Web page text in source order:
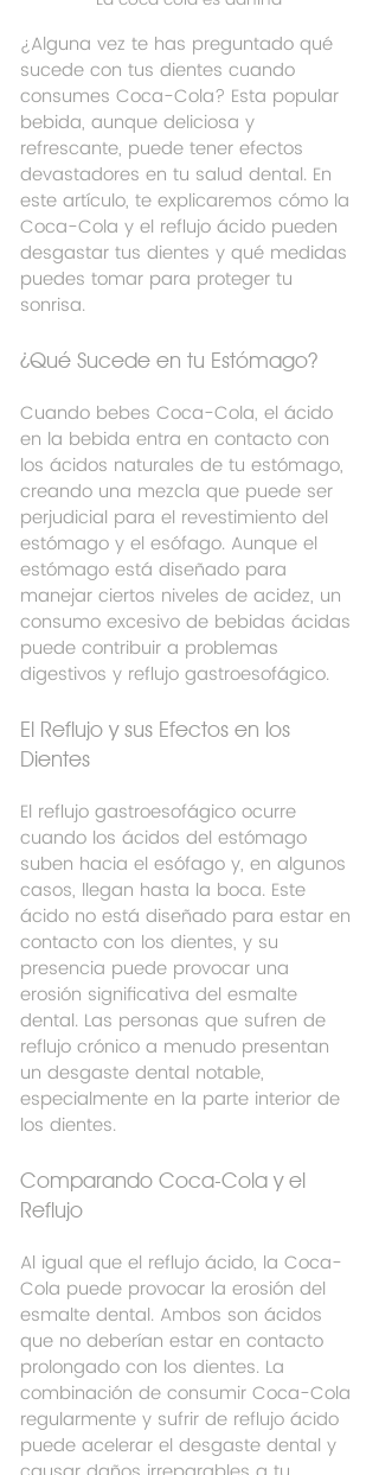
¿Alguna vez te has preguntado qué
sucede con tus dientes cuando
consumes Coca-Cola? Esta popular
bebida, aunque deliciosa y
refrescante, puede tener efectos
devastadores en tu salud dental. En
este artículo, te explicaremos cómo la
Coca-Cola y el reflujo ácido pueden
desgastar tus dientes y qué medidas
puedes tomar para proteger tu
sonrisa.
¿Qué Sucede en tu Estómago?
Cuando bebes Coca-Cola, el ácido
en la bebida entra en contacto con
los ácidos naturales de tu estómago,
creando una mezcla que puede ser
perjudicial para el revestimiento del
estómago y el esófago. Aunque el
estómago está diseñado para
manejar ciertos niveles de acidez, un
consumo excesivo de bebidas ácidas
puede contribuir a problemas
digestivos y reflujo gastroesofágico.
El Reflujo y sus Efectos en los
Dientes
El reflujo gastroesofágico ocurre
cuando los ácidos del estómago
suben hacia el esófago y, en algunos
casos, llegan hasta la boca. Este
ácido no está diseñado para estar en
contacto con los dientes, y su
presencia puede provocar una
erosión significativa del esmalte
dental. Las personas que sufren de
reflujo crónico a menudo presentan
un desgaste dental notable,
especialmente en la parte interior de
los dientes.
Comparando Coca-Cola y el
Reflujo
Al igual que el reflujo ácido, la Coca-
Cola puede provocar la erosión del
esmalte dental. Ambos son ácidos
que no deberían estar en contacto
prolongado con los dientes. La
combinación de consumir Coca-Cola
regularmente y sufrir de reflujo ácido
puede acelerar el desgaste dental y